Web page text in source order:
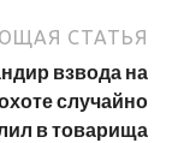
СТАТЬЯ
взвода на
случайно
в товарища